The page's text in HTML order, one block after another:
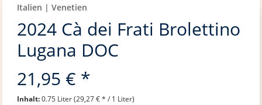
Italien | Venetien
2024 Cà dei Frati Brolettino
Lugana DOC
21,95 € *
Inhalt:0.75 Liter (29,27 € * / 1 Liter)